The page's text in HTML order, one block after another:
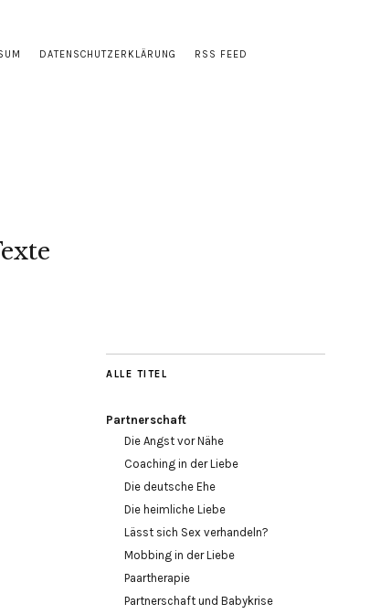
DATENSCHUTZERKLÄRUNG RSS FEED
ALLE TITEL
Partnerschaft
Die Angst vor Nähe
Coaching in der Liebe
Die deutsche Ehe
Die heimliche Liebe
Lässt sich Sex verhandeln?
Mobbing in der Liebe
Paartherapie
Partnerschaft und Babykrise